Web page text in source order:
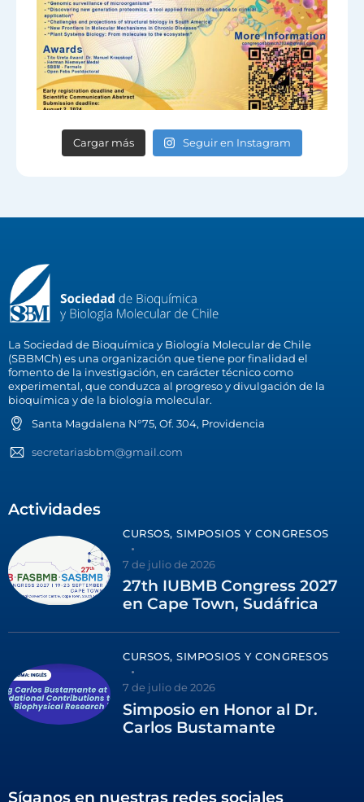
Cargar más Seguir en Instagram
La Sociedad de Bioquímica y Biología Molecular de Chile
(SBBMCh) es una organización que tiene por finalidad el
fomento de la investigación, en carácter técnico como
experimental, que conduzca al progreso y divulgación de la
bioquímica y de la biología molecular.
Santa Magdalena N°75, Of. 304, Providencia
secretariasbbm@gmail.com
Actividades
CURSOS, SIMPOSIOS Y CONGRESOS
7 de julio de 2026
27th IUBMB Congress 2027
en Cape Town, Sudáfrica
CURSOS, SIMPOSIOS Y CONGRESOS
7 de julio de 2026
Simposio en Honor al Dr.
Carlos Bustamante
Síganos en nuestras redes sociales